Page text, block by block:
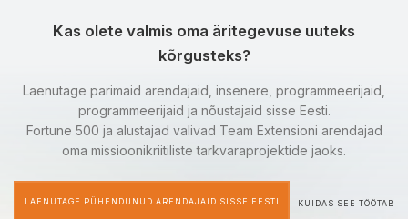
Kas olete valmis oma äritegevuse uuteks
kõrgusteks?
Laenutage parimaid arendajaid, insenere, programmeerijaid,
programmeerijaid ja nõustajaid sisse Eesti.
Fortune 500 ja alustajad valivad Team Extensioni arendajad
oma missioonikriitiliste tarkvaraprojektide jaoks.
LAENUTAGE PÜHENDUNUD ARENDAJAID SISSE EESTI KUIDAS SEE TÖÖTAB